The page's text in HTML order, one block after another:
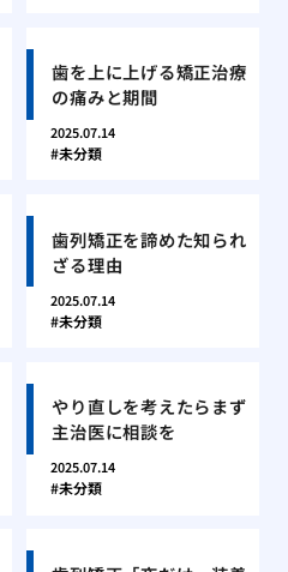
歯を上に上げる矯正治療
の痛みと期間
2025.07.14
未分類
歯列矯正を諦めた知られ
ざる理由
2025.07.14
未分類
やり直しを考えたらまず
主治医に相談を
2025.07.14
未分類